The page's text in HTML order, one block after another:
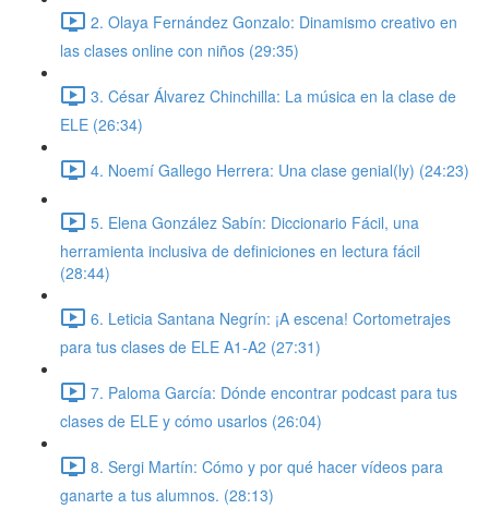
2. Olaya Fernández Gonzalo: Dinamismo creativo en
las clases online con niños (29:35)
3. César Álvarez Chinchilla: La música en la clase de
ELE (26:34)
4. Noemí Gallego Herrera: Una clase genial(ly) (24:23)
5. Elena González Sabín: Diccionario Fácil, una
herramienta inclusiva de definiciones en lectura fácil
(28:44)
6. Leticia Santana Negrín: ¡A escena! Cortometrajes
para tus clases de ELE A1-A2 (27:31)
7. Paloma García: Dónde encontrar podcast para tus
clases de ELE y cómo usarlos (26:04)
8. Sergi Martín: Cómo y por qué hacer vídeos para
ganarte a tus alumnos. (28:13)